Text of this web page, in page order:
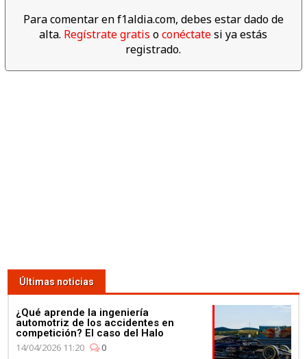
Para comentar en f1aldia.com, debes estar dado de
alta. Regístrate gratis oconéctatesi ya estás
registrado.
Últimas noticias
¿Qué aprende la ingeniería
automotriz de los accidentes en
competición? El caso del Halo
14/04/2026 11:20
0